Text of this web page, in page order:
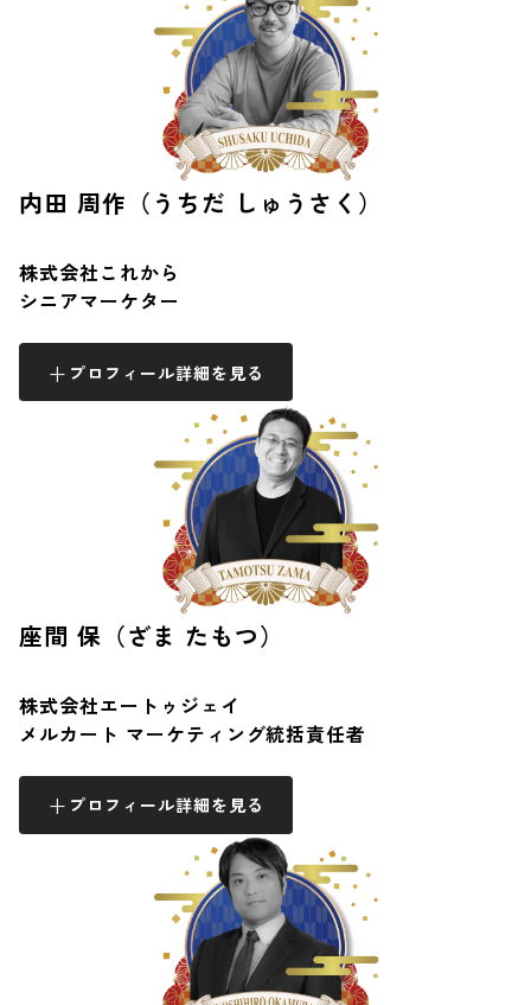
内田 周作（うちだ しゅうさく）
株式会社これから
シニアマーケター
プロフィール詳細を見る
座間 保（ざま たもつ）
株式会社エートゥジェイ
メルカート マーケティング統括責任者
プロフィール詳細を見る